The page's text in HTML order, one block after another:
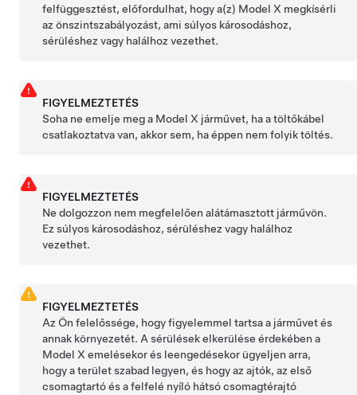
felfüggesztést, előfordulhat, hogy a(z) Model X megkísérli
az önszintszabályozást, ami súlyos károsodáshoz,
sérüléshez vagy halálhoz vezethet.
FIGYELMEZTETÉS
Soha ne emelje meg a Model X járművet, ha a töltőkábel
csatlakoztatva van, akkor sem, ha éppen nem folyik töltés.
FIGYELMEZTETÉS
Ne dolgozzon nem megfelelően alátámasztott járművön.
Ez súlyos károsodáshoz, sérüléshez vagy halálhoz
vezethet.
FIGYELMEZTETÉS
Az Ön felelőssége, hogy figyelemmel tartsa a járművet és
annak környezetét. A sérülések elkerülése érdekében a
Model X emelésekor és leengedésekor ügyeljen arra,
hogy a terület szabad legyen, és hogy az ajtók, az első
csomagtartó ésa felfelé nyíló hátsó csomagtérajtó